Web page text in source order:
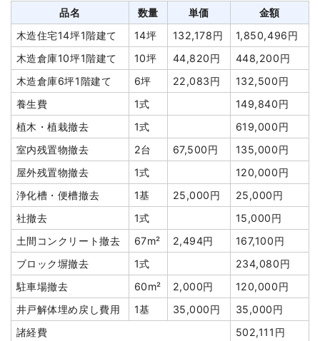
品名 数量 単価
金額
木造住宅14坪1階建て
14坪 132,178円
1,850,496円
木造倉庫10坪1階建て
10坪 44,820円
448,200円
木造倉庫6坪1階建て
6坪 22,083円
132,500円
養生費
1式
149,840円
植木・植栽撤去
1式
619,000円
室内残置物撤去
2台 67,500円
135,000円
屋外残置物撤去
1式
120,000円
浄化槽・便槽撤去
1基 25,000円
25,000円
社撤去
1式
15,000円
土間コンクリート撤去
67m² 2,494円
167,100円
ブロック塀撤去
1式
234,080円
駐車場撤去
60m² 2,000円
120,000円
井戸解体埋め戻し費用
1基 35,000円
35,000円
諸経費
502,111円